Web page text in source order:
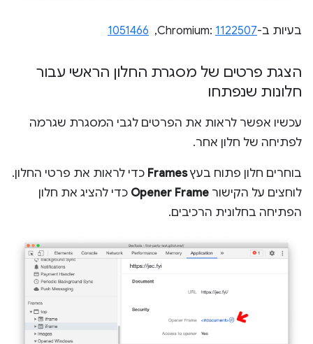
בעיות ב-Chromium:1122507
, ‏
1051466
הצגת פרטים של מסגרת החלון הראשי עבור
חלונות שנפתחו
עכשיו אפשר לראות את הפרטים לגבי המסגרת שגרמה
לפתיחה של חלון אחר.
בוחרים חלון פתוח בעץFrames כדי לראות את פרטי החלון.
לוחצים על הקישור Opener Frame כדי להציג את חלון
הפתיחה בחלונית הרכיבים.